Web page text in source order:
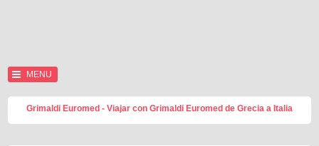
MENU
Grimaldi Euromed - Viajar con Grimaldi Euromed de Grecia a Italia